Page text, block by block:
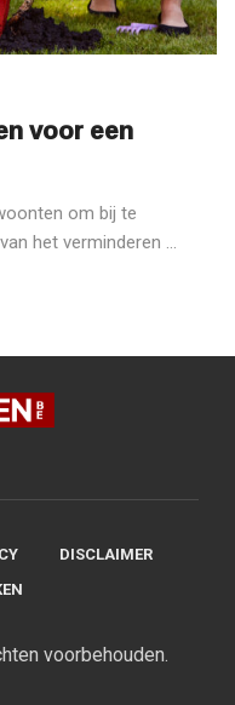
voor een
om bij te
het verminderen ...
DISCLAIMER
voorbehouden.